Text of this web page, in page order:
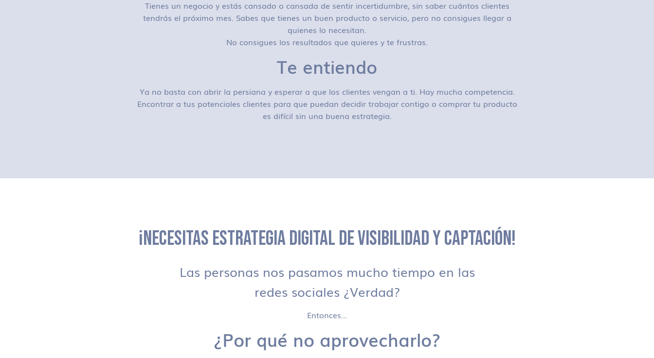
Tienes un negocio y estás cansado o cansada de sentir incertidumbre, sin saber cuántos clientes
tendrás el próximo mes. Sabes que tienes un buen producto o servicio, pero no consigues llegar a
quienes lo necesitan.
No consigues los resultados que quieres y te frustras.
Te entiendo
Ya no basta con abrir la persiana y esperar a que los clientes vengan a ti. Hay mucha competencia.
Encontrar a tus potenciales clientes para que puedan decidir trabajar contigo o comprar tu producto
es difícil sin una buena estrategia.
¡NECESITAS ESTRATEGIA DIGITAL DE VISIBILIDAD Y CAPTACIÓN!
Las personas nos pasamos mucho tiempo en las
redes sociales ¿Verdad?
Entonces…
¿Por qué no aprovecharlo?